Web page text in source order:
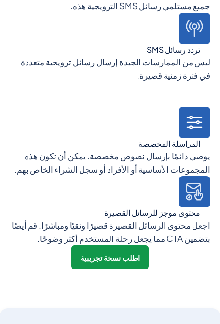
جميع مستلمي رسائل SMS الترويجية هذه.
تردد رسائل SMS
ليس من الممارسات الجيدة إرسال رسائل ترويجية متعددة
في فترة زمنية قصيرة.
المراسلة المخصصة
يوصى دائمًا بإرسال نصوص مخصصة. يمكن أن تكون هذه
المجموعات الأساسية أو الأفراد أو سجل الشراء الخاص بهم.
محتوى موجز للرسائل القصيرة
اجعل محتوى الرسائل القصيرة قصيرًا ونقيًا ومباشرًا. قم أيضًا
بتضمين CTA مما يجعل رحلة المستخدم أكثر وضوحًا.
اطلب نسخة تجريبية